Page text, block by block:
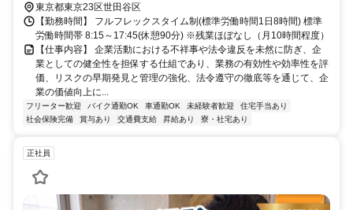
東京都東京23区世田谷区
【勤務時間】 フルフレックスタイム制(標準労働時間1日8時間) 標準
労働時間帯 8:15～17:45(休憩90分) ※残業ほぼなし（月10時間程度）
【仕事内容】 企業活動における不祥事や法令違反を未然に防ぎ、企
業としての健全性を担保する仕組であり、業務の有効性や効率性を評
価、リスクの早期発見と管理の強化、法令遵守の徹底等を通じて、企
業の価値向上に...
フリーター歓迎 バイク通勤OK 車通勤OK 未経験者歓迎
住宅手当あり
社会保険完備
賞与あり 交通費支給 昇給あり 寮・社宅あり
正社員